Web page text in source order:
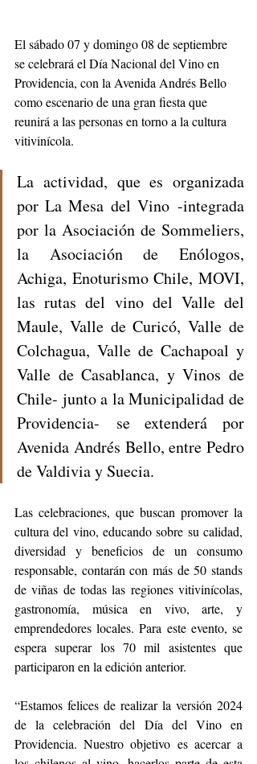
El sábado 07 y domingo 08 de septiembre
se celebrará el Día Nacional del Vino en
Providencia, con la Avenida Andrés Bello
como escenario de una gran fiesta que
reunirá a las personas en torno a la cultura
vitivinícola.
La actividad, que es organizada
por La Mesa del Vino -integrada
por la Asociación de Sommeliers,
la Asociación de Enólogos,
Achiga, Enoturismo Chile, MOVI,
las rutas del vino del Valle del
Maule, Valle de Curicó, Valle de
Colchagua, Valle de Cachapoal y
Valle de Casablanca, y Vinos de
Chile- junto a la Municipalidad de
Providencia- se extenderá por
Avenida Andrés Bello, entre Pedro
de Valdivia y Suecia.
Las celebraciones, que buscan promover la
cultura del vino, educando sobre su calidad,
diversidad y beneficios de un consumo
responsable, contarán con más de 50 stands
de viñas de todas las regiones vitivinícolas,
gastronomía, música en vivo, arte, y
emprendedores locales. Para este evento, se
espera superar los 70 mil asistentes que
participaron en la edición anterior.
“Estamos felices de realizar la versión 2024
de la celebración del Día del Vino en
Providencia. Nuestro objetivo es acercar a